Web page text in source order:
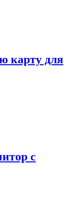
карту для
с